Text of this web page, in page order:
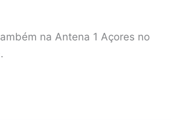
na Antena 1 Açores no